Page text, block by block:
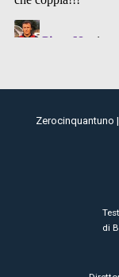
Zerocinquantuno
di